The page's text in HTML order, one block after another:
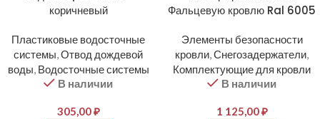
коричневый
Пластиковые водосточные
системы,Отвод дождевой
воды, Водосточные системы
В наличии
305,00₽
Фальцевую кровлю Ral 6005
Элементы безопасности
кровли,Снегозадержатели,
Комплектующие для кровли
В наличии
1 125,00₽